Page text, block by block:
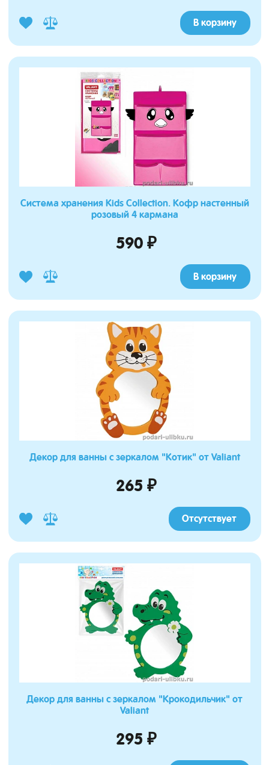
В корзину
Система хранения Kids Collection. Кофр настенный
розовый 4 кармана
590 ₽
В корзину
Декор для ванны с зеркалом "Котик" от Valiant
265 ₽
Отсутствует
Декор для ванны с зеркалом "Крокодильчик" от
Valiant
295 ₽